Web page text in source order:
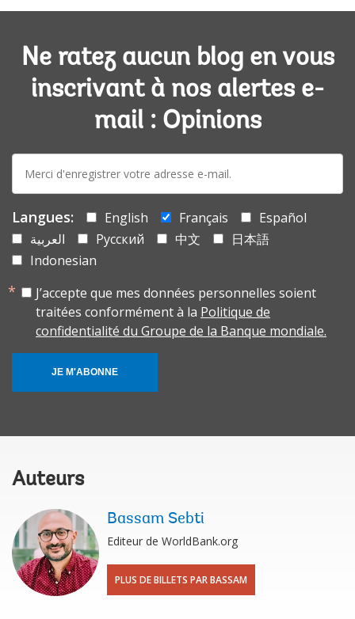
Ne ratez aucun blog en vous
inscrivant à nos alertes e-
mail : Opinions
mail:
Langues: English Français
Español
العربية
Русский 中文
日本語
Indonesian
J’accepte que mes données personnelles soient
traitées conformément à la Politique de
confidentialité du Groupe de la Banque mondiale.
JE M'ABONNE
Auteurs
Bassam Sebti
Editeur de WorldBank.org
PLUS DE BILLETS PAR BASSAM